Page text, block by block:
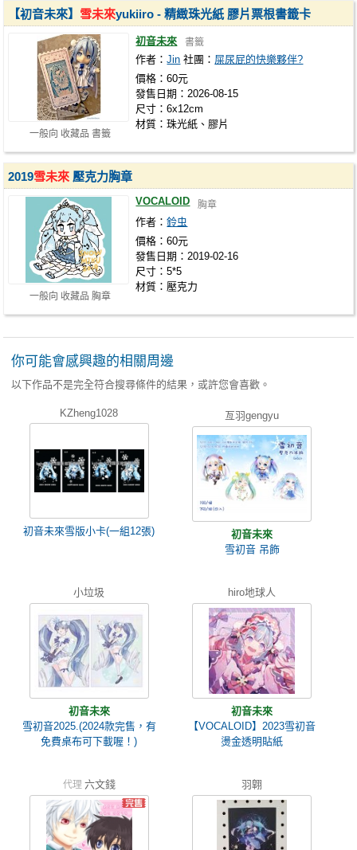
一般向 收藏品 書籤
【初音未來】 雪未來yukiiro - 精緻珠光紙 膠片票根書籤卡
初音未來 書籤
作者：Jin 社團： 屎尿屁的快樂夥伴?
價格：60元
發售日期：2026-08-15
尺寸：6x12cm
材質：珠光紙、膠片
一般向 收藏品 胸章
2019雪未來 壓克力胸章
VOCALOID 胸章
作者：鈴虫
價格：60元
發售日期：2019-02-16
尺寸：5*5
材質：壓克力
你可能會感興趣的相關周邊
以下作品不是完全符合搜尋條件的結果，或許您會喜歡。
KZheng1028
初音未來雪版小卡(一組12張)
亙羽gengyu
初音未來
雪初音 吊飾
小垃圾
初音未來
雪初音2025.(2024款完售，有
免費桌布可下載喔！)
hiro地球人
初音未來
【VOCALOID】2023雪初音
燙金透明貼紙
代理 六文錢 羽翺